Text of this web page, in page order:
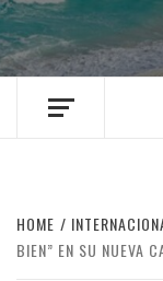
HOME
BIEN” EN SU NUEVA